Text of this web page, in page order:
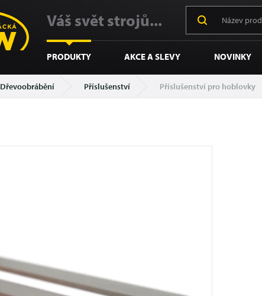
Váš svět strojů...
PRODUKTY AKCE A SLEVY NOVINKY
Dřevoobrábění Příslušenství Příslušenství pro hoblovky